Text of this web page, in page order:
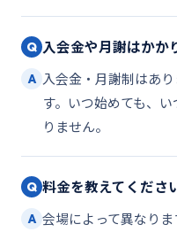
Q 入会金や月謝はかか
A 入会金・月謝制はあ
す。いつ始めても、
りません。
Q 料金を教えてくださ
A 会場によって異なり